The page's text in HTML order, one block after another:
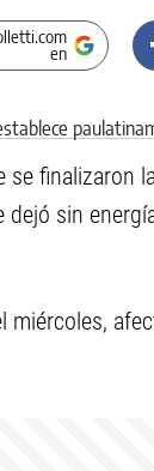
en
finalizaron
sin
miércoles,